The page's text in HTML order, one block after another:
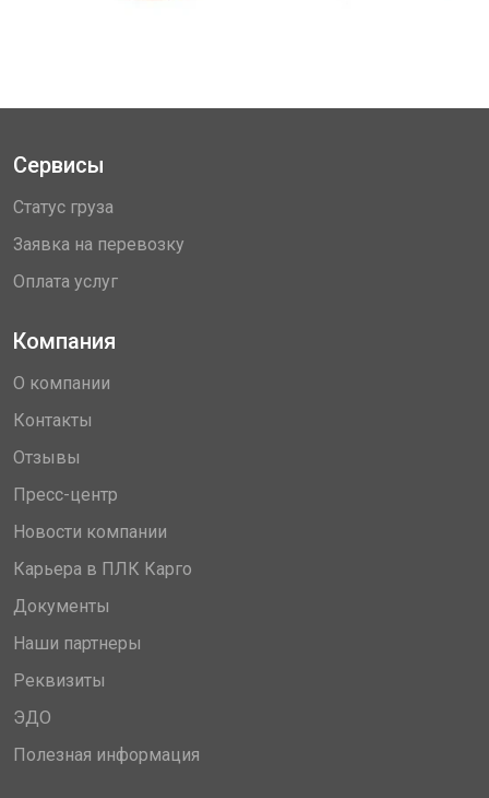
Сервисы
Статус груза
Заявка на перевозку
Оплата услуг
Компания
О компании
Контакты
Отзывы
Пресс-центр
Новости компании
Карьера в ПЛК Карго
Документы
Наши партнеры
Реквизиты
ЭДО
Полезная информация